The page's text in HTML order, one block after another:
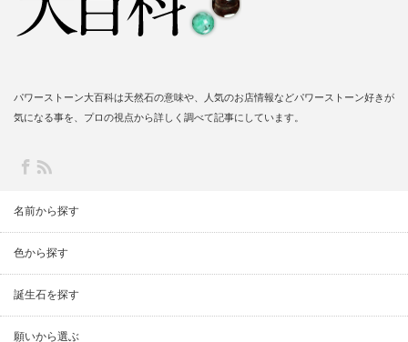
パワーストーン大百科は天然石の意味や、人気のお店情報などパワーストーン好きが
気になる事を、プロの視点から詳しく調べて記事にしています。
名前から探す
色から探す
誕生石を探す
願いから選ぶ